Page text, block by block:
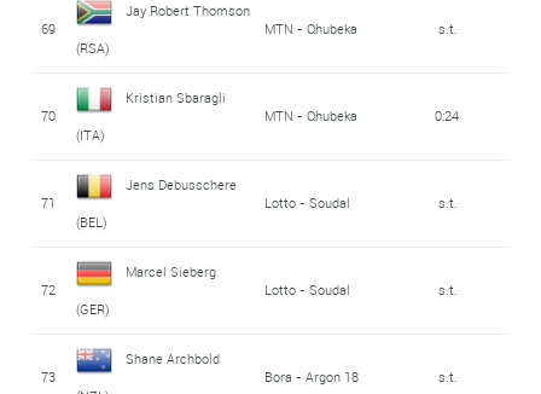
69
Jay Robert Thomson
(RSA)
MTN - Qhubeka s.t.
70
Kristian Sbaragli
(ITA)
MTN - Qhubeka 0:24
71
Jens Debusschere
(BEL)
Lotto - Soudal s.t.
72
Marcel Sieberg
(GER)
Lotto - Soudal s.t.
73
Shane Archbold
Bora - Argon 18 s.t.